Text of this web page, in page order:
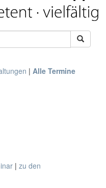
| Alle Termine
| zu den